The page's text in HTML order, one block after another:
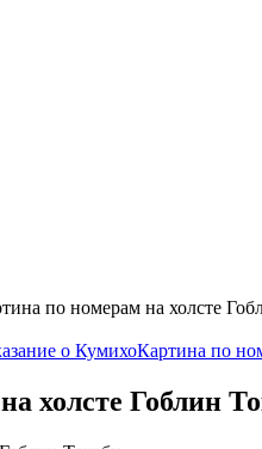
по номерам на холсте
о КумихоКартина по
холсте Гоблин